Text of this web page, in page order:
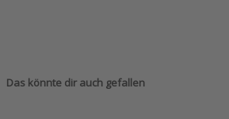
Das könnte dir auch gefallen